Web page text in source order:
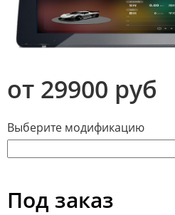
от 29900 руб
Выберите модификацию
Под заказ